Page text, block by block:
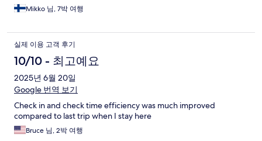
Mikko 님, 7박 여행
실제 이용 고객 후기
10/10 - 최고예요
2025년 6월 20일
Google 번역 보기
Check in and check time efficiency was much improved
compared to last trip when I stay here
Bruce 님, 2박 여행